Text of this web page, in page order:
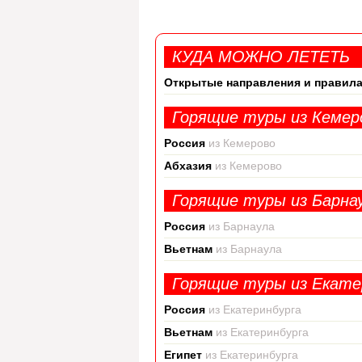
КУДА МОЖНО ЛЕТЕТЬ
Открытые направления и
Горящие туры из
Россия из Кемерово
Абхазия из Кемерово
Горящие туры из
Россия из Барнаула
Вьетнам из Барнаула
Горящие туры из
Россия из Екатеринбурга
Вьетнам из Екатеринбурга
Египет из Екатеринбурга